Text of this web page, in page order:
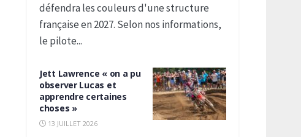
défendra les couleurs d'une structure
française en 2027. Selon nos informations,
le pilote...
Jett Lawrence « on a pu
observer Lucas et
apprendre certaines
choses »
13 JUILLET 2026